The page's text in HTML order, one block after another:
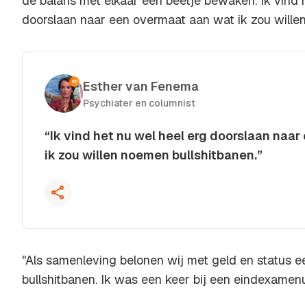
doorslaan naar een overmaat aan wat ik zou
Esther van Fenema
Psychiater en columnist
“Ik vind het nu wel heel erg doorslaan
ik zou willen noemen bullshitbanen.”
Kopieer quote
"Als samenleving belonen wij met geld en status
bullshitbanen. Ik was een keer bij een